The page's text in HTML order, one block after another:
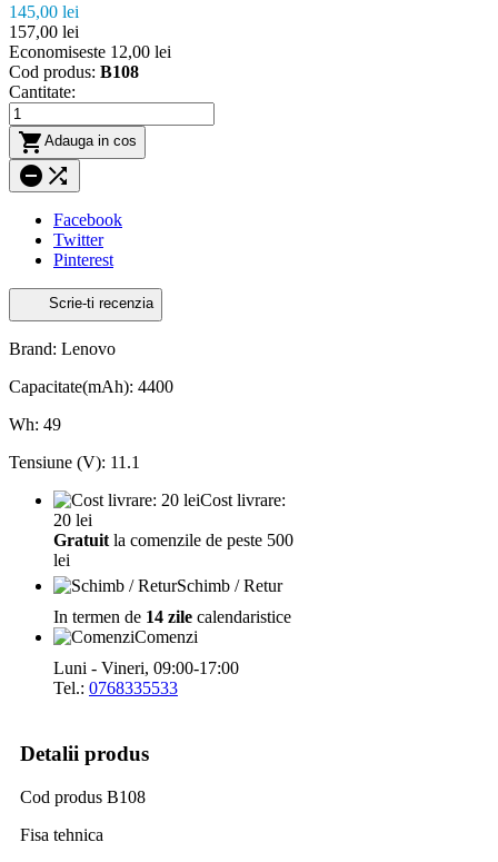
145,00 lei
157,00 lei
Economiseste 12,00 lei
Cod produs: B108
Cantitate:
 Adauga in cos
 
Facebook
Twitter
Pinterest
Scrie-ti recenzia
Brand: Lenovo
Capacitate(mAh): 4400
Wh: 49
Tensiune (V): 11.1
Cost livrare:
20 lei
Gratuit la comenzile de peste 500
lei
Schimb / Retur
In termen de 14 zile calendaristice
Comenzi
Luni - Vineri, 09:00-17:00
Tel.: 0768335533
Detalii produs
Cod produs B108
Fisa tehnica